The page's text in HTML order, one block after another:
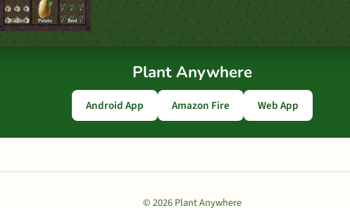
Plant Anywhere
Android App Amazon Fire Web App
© 2026 Plant Anywhere